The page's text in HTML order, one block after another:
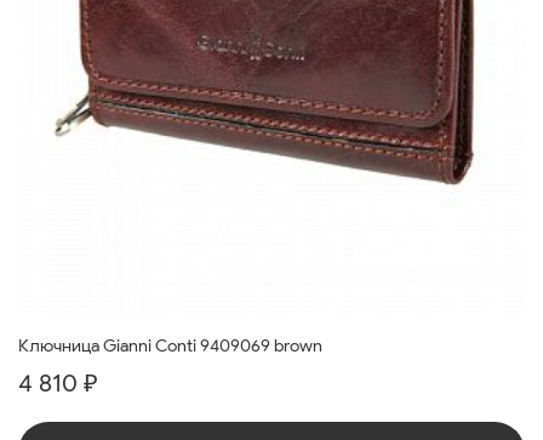
Ключница Gianni Conti 9409069 brown
4 810 ₽